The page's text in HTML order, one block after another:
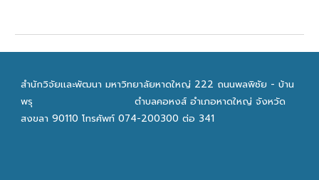
สำนักวิจัยเเละพัฒนา มหาวิทยาลัยหาดใหญ่ 222 ถนนพลพิชัย - บ้าน
พรุ
ตำบลคอหงส์ อำเภอหาดใหญ่ จังหวัด
สงขลา 90110 โทรศัพท์ 074-200300 ต่อ 341